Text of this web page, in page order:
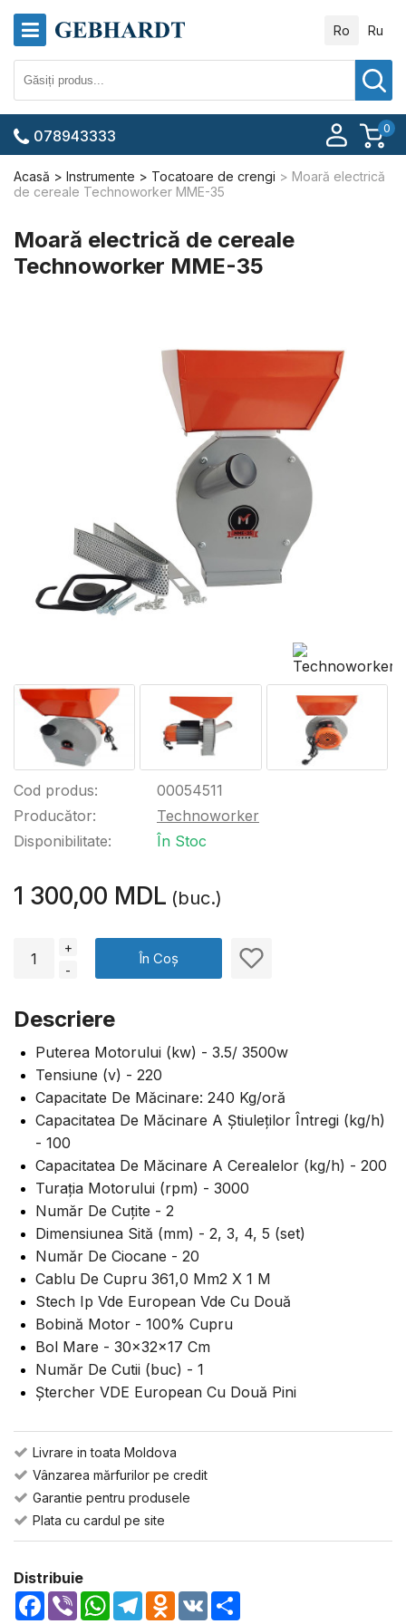
Ro Ru
0
078943333
Acasă Instrumente Tocatoare de crengi
Moară electrică
de cereale Technoworker MME-35
Moară electrică de cereale
Technoworker MME-35
Cod produs:
Producător:
Disponibilitate:
00054511
Technoworker
În Stoc
1 300,00 MDL (buc.)
+
-
În Coș
Descriere
Puterea Motorului (kw) - 3.5/ 3500w
Tensiune (v) - 220
Capacitate De Măcinare: 240 Kg/oră
Capacitatea De Măcinare A Știuleților Întregi (kg/h)
- 100
Capacitatea De Măcinare A Cerealelor (kg/h) - 200
Turația Motorului (rpm) - 3000
Număr De Cuțite - 2
Dimensiunea Sită (mm) - 2, 3, 4, 5 (set)
Număr De Ciocane - 20
Cablu De Cupru 361,0 Mm2 X 1 M
Stech Ip Vde European Vde Cu Două
Bobină Motor - 100% Cupru
Bol Mare - 30x32x17 Cm
Număr De Cutii (buc) - 1
Ștercher VDE European Cu Două Pini
Livrare in toata Moldova
Vânzarea mărfurilor pe credit
Garantie pentru produsele
Plata cu cardul pe site
Distribuie
Facebook
Viber WhatsApp
TelegramOdnoklassniki
VK